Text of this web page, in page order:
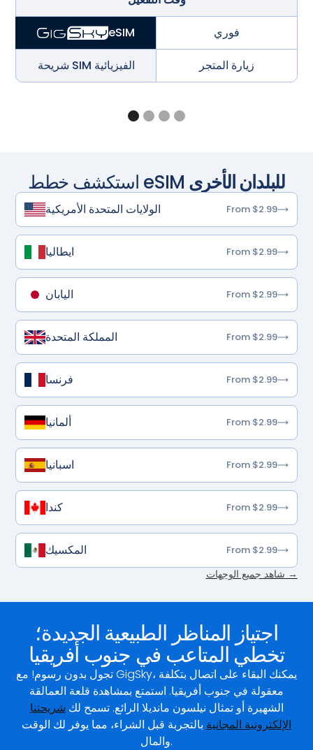
eSIM فوري
شريحة SIM الفيزيائية زيارة المتجر
استكشف خطط eSIM للبلدان الأخرى
الولايات المتحدة الأمريكية From $2.99
ايطاليا From $2.99
اليابان From $2.99
المملكة المتحدة From $2.99
فرنسا From $2.99
ألمانيا From $2.99
اسبانيا From $2.99
كندا From $2.99
المكسيك From $2.99
شاهد جميع الوجهات →
اجتياز المناظر الطبيعية الجديدة؛
تخطي المتاعب في جنوب أفريقيا
تجول بدون رسوم! مع GigSky، يمكنك البقاء على اتصال بتكلفة
معقولة في جنوب أفريقيا. استمتع بمشاهدة قلعة العمالقة
الشهيرة أو تمثال نيلسون مانديلا الرائع. تسمح لك شريحتنا
الإلكترونية المجانية بالتجربة قبل الشراء، مما يوفر لك الوقت
والمال.